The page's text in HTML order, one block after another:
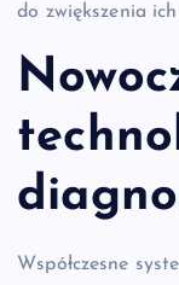
do zwiększenia
Współczesne